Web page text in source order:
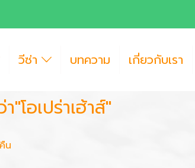
วีซ่า บทความ เกี่ยวกับเรา
โอเปร่าเฮ้าส์"
น